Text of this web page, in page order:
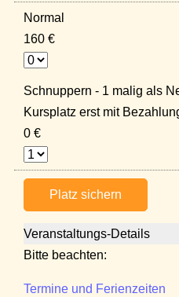
Normal
160 €
Schnuppern - 1 malig als
Kursplatz erst mit
0 €
Platz sichern
Veranstaltungs-Details
Bitte beachten:
Termine und Ferienzeiten